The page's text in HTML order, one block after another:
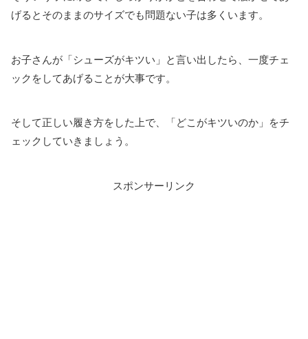
げるとそのままのサイズでも問題ない子は多くいます。
お子さんが「シューズがキツい」と言い出したら、一度チェ
ックをしてあげることが大事です。
そして正しい履き方をした上で、「どこがキツいのか」をチ
ェックしていきましょう。
スポンサーリンク